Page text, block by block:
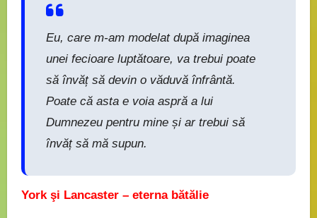
Eu, care m-am modelat după imaginea
unei fecioare luptătoare, va trebui poate
să învăț să devin o văduvă înfrântă.
Poate că asta e voia aspră a lui
Dumnezeu pentru mine și ar trebui să
învăț să mă supun.
York şi Lancaster – eterna bătălie